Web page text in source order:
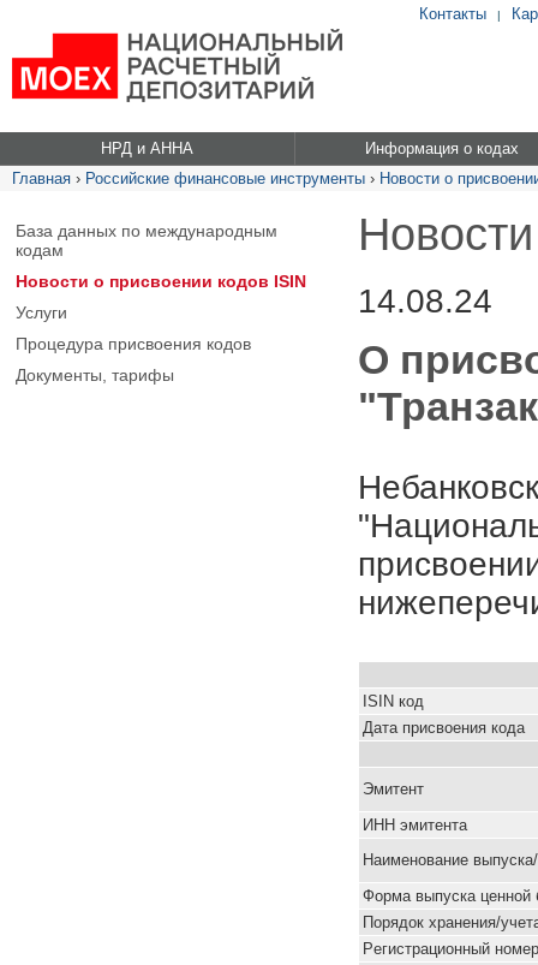
Контакты |
НРД и АННА
Информация о кодах
Главная › Российские финансовые инструменты › Новости о
База данных по международным
кодам
Новости о присвоении кодов ISIN
Услуги
Процедура присвоения кодов
Документы, тарифы
14.08.24
О
ISIN код
Дата присвоения кода
Эмитент
ИНН эмитента
Наименование
Форма выпуска ценной
Порядок хранения/
Pегистрационный номер